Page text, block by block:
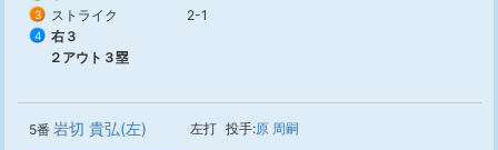
3 ストライク 2-1
4
右３
２アウト３塁
5番 岩切 貴弘(左) 左打 投手:原 周嗣